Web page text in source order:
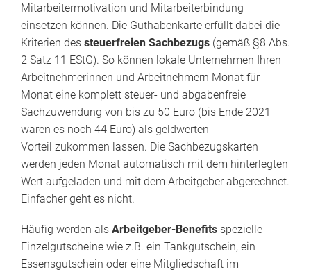
Mitarbeitermotivation und Mitarbeiterbindung
einsetzen können. Die Guthabenkarte erfüllt dabei die
Kriterien des steuerfreien Sachbezugs (gemäß §8 Abs.
2 Satz 11 EStG). So können lokale Unternehmen Ihren
Arbeitnehmerinnen und Arbeitnehmern Monat für
Monat eine komplett steuer- und abgabenfreie
Sachzuwendung von bis zu 50 Euro (bis Ende 2021
waren es noch 44 Euro) als geldwerten
Vorteil zukommen lassen. Die Sachbezugskarten
werden jeden Monat automatisch mit dem hinterlegten
Wert aufgeladen und mit dem Arbeitgeber abgerechnet.
Einfacher geht es nicht.
Häufig werden als Arbeitgeber-Benefits spezielle
Einzelgutscheine wie z.B. ein Tankgutschein, ein
Essensgutschein oder eine Mitgliedschaft im